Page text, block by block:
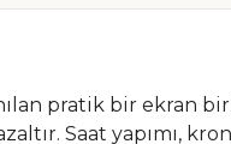
pratik bir ekran
Saat yapımı,